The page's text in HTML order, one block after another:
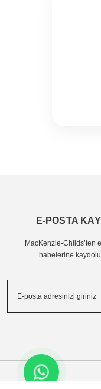
Yurt
Casamia
E-POSTA
MacKenzie-Childs’ten
habelerine